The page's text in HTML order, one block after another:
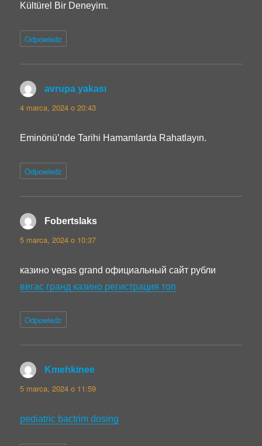
Kültürel Bir Deneyim.
Odpowiedz
avrupa yakası
4 marca, 2024 o 20:43
Eminönü’nde Tarihi Hamamlarda Rahatlayın.
Odpowiedz
Fobertslaks
5 marca, 2024 o 10:37
казино vegas grand официальный сайт рубли
вегас гранд казино регистрация топ
Odpowiedz
Kmehkinee
5 marca, 2024 o 11:59
pediatric bactrim dosing